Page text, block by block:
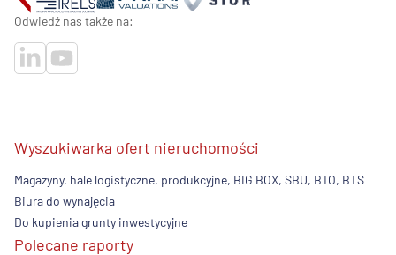
Odwiedź nas także na:
Wyszukiwarka ofert nieruchomości
Magazyny, hale logistyczne, produkcyjne, BIG BOX, SBU, BTO, BTS
Biura do wynajęcia
Do kupienia grunty inwestycyjne
Polecane raporty